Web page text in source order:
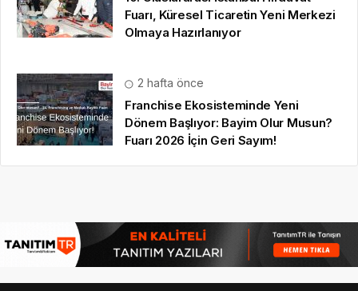
Fuarı, Küresel Ticaretin Yeni Merkezi
Olmaya Hazırlanıyor
2 hafta önce
Franchise Ekosisteminde Yeni
Dönem Başlıyor: Bayim Olur Musun?
Fuarı 2026 İçin Geri Sayım!